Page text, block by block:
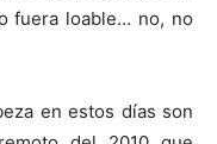
fuera loable… no, no
en estos días son